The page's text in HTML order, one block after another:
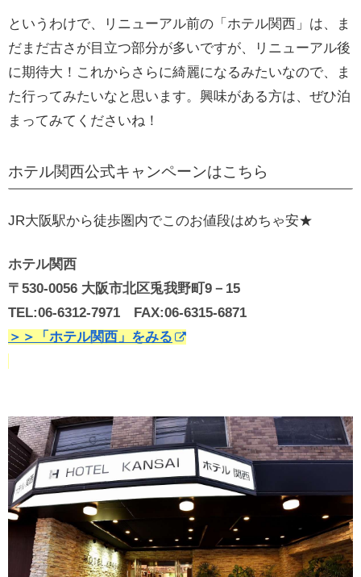
というわけで、リニューアル前の「ホテル関西」は、ま
だまだ古さが目立つ部分が多いですが、リニューアル後
に期待大！これからさらに綺麗になるみたいなので、ま
た行ってみたいなと思います。興味がある方は、ぜひ泊
まってみてくださいね！
ホテル関西公式キャンペーンはこちら
JR大阪駅から徒歩圏内でこのお値段はめちゃ安★
ホテル関西
〒530-0056 大阪市北区兎我野町9－15
TEL:06-6312-7971 FAX:06-6315-6871
＞＞「ホテル関西」をみる